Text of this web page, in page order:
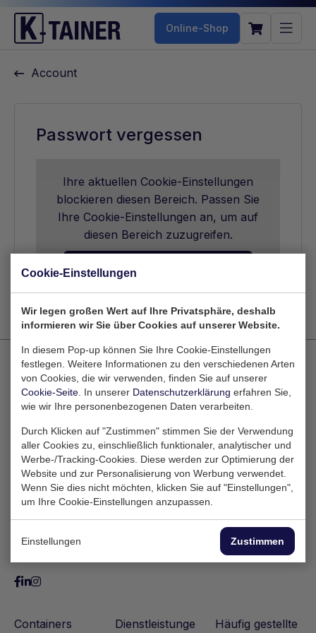
Online-Shop
Account
Passwort vergessen
Ihre aktuellen Cookie-Einstellungen
blockieren diesen Bereich. Passen Sie
Ihre Cookie-Einstellungen an, um auf
diesen Bereich zuzugreifen.
Cookie-Einstellungen ändern
Zaltbommelstraat 10
3089 JK Rotterdam
Nederland
Containers Dienstleistunge Häufig gestellte
Cookie-Einstellungen
Wir legen großen Wert auf Ihre Privatsphäre, deshalb
informieren wir Sie über Cookies auf unserer Website.
In diesem Pop-up können Sie Ihre Cookie-Einstellungen
festlegen. Weitere Informationen zu den verschiedenen Arten
von Cookies, die wir verwenden, finden Sie auf unserer
Cookie-Seite . In unserer Datenschutzerklärung erfahren Sie,
wie wir Ihre personenbezogenen Daten verarbeiten.
Durch Klicken auf "Zustimmen" stimmen Sie der Verwendung
aller Cookies zu, einschließlich funktionaler, analytischer und
Werbe-/Tracking-Cookies. Diese werden zur Optimierung der
Website und zur Personalisierung von Werbung verwendet.
Wenn Sie dies nicht möchten, klicken Sie auf "Einstellungen",
um Ihre Cookie-Einstellungen anzupassen.
Einstellungen Zustimmen